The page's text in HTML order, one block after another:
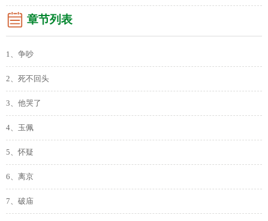
章节列表
1、争吵
2、死不回头
3、他哭了
4、玉佩
5、怀疑
6、离京
7、破庙